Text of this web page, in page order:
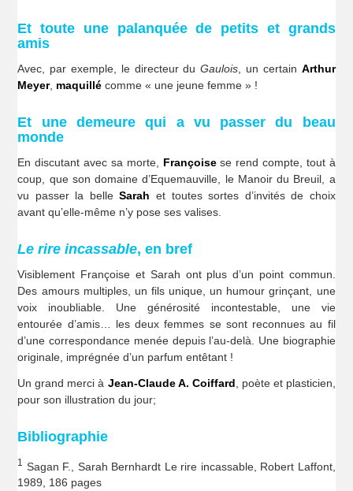
Et toute une palanquée de petits et grands
amis
Avec, par exemple, le directeur duGaulois , un certain Arthur
Meyer, maquillé comme « une jeune femme » !
Et une demeure qui a vu passer du beau
monde
En discutant avec sa morte, Françoisese rend compte, tout à
coup, que son domaine d’Equemauville, le Manoir du Breuil, a
vu passer la belleSarah et toutes sortes d’invités de choix
avant qu’elle-même n’y pose ses valises.
Le rire incassable, en bref
Visiblement Françoise et Sarah ont plus d’un point commun.
Des amours multiples, un fils unique, un humour grinçant, une
voix inoubliable. Une générosité incontestable, une vie
entourée d’amis… les deux femmes se sont reconnues au fil
d’une correspondance menée depuis l’au-delà. Une biographie
originale, imprégnée d’un parfum entêtant !
Un grand merci à Jean-Claude A. Coiffard , poète et plasticien,
pour son illustration du jour;
Bibliographie
1
Sagan F., Sarah Bernhardt Le rire incassable, Robert Laffont,
1989, 186 pages